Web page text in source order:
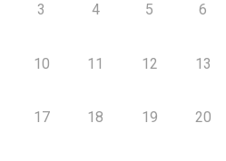
3 4 5 6
10 11 12 13
17 18 19 20